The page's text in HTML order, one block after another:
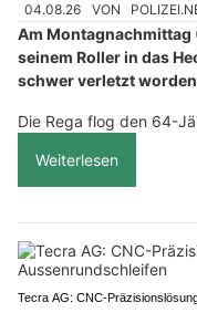
04.08.26 VON
Am
seinem Roller in das
schwer verletzt
Die Rega flog den 64-
Weiterlesen
Tecra AG: CNC-